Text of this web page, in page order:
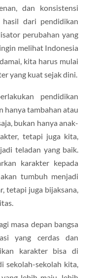
dan konsistensi
hasil dari pendidikan
perubahan yang
melihat Indonesia
kita harus mulai
yang kuat sejak dini.
pendidikan
hanya tambahan atau
bukan hanya anak-
tetapi juga kita,
teladan yang baik.
karakter kepada
tumbuh menjadi
tetapi juga bijaksana,
masa depan bangsa
yang cerdas dan
karakter bisa di
sekolah-sekolah kita,